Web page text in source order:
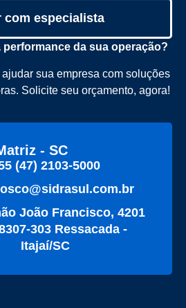
com especialista
performance da sua operação?
sua empresa com soluções
Solicite seu orçamento, agora!
- SC
(47) 2103-5000
João Francisco, 4201
303 Ressacada -
Itajaí/SC